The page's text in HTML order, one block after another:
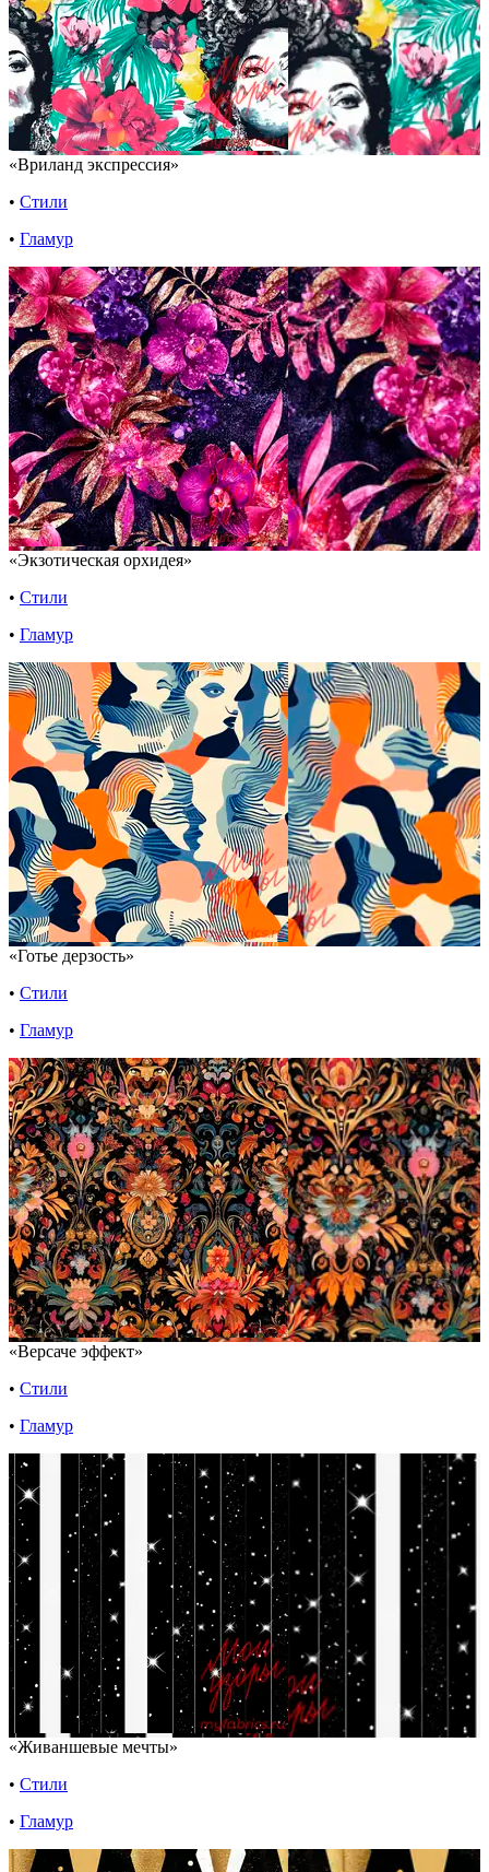
«Вриланд экспрессия»
• Стили
• Гламур
«Экзотическая орхидея»
• Стили
• Гламур
«Готье дерзость»
• Стили
• Гламур
«Версаче эффект»
• Стили
• Гламур
«Живаншевые мечты»
• Стили
• Гламур